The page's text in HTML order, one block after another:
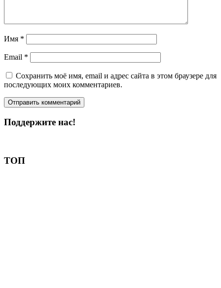
Имя *
Email *
Сохранить моё имя, email и адрес сайта в этом браузере для
последующих моих комментариев.
Поддержите нас!
ТОП